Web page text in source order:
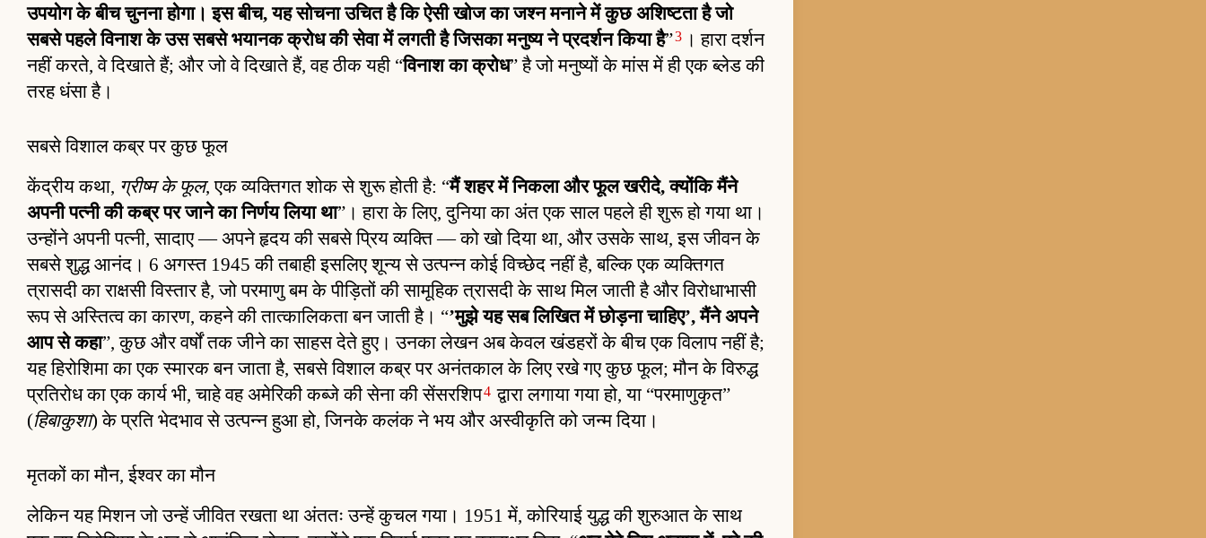
उपयोग के बीच चुनना होगा। इस बीच, यह सोचना उचित है कि ऐसी खोज का जश्न मनाने में कुछ अशिष्टता है जो
सबसे पहले विनाश के उस सबसे भयानक क्रोध की सेवा में लगती है जिसका मनुष्य ने प्रदर्शन किया है”3 । हारा दर्शन
नहीं करते, वे दिखाते हैं; और जो वे दिखाते हैं, वह ठीक यही “विनाश का क्रोध” है जो मनुष्यों के मांस में ही एक ब्लेड की
तरह धंसा है।
सबसे विशाल कब्र पर कुछ फूल
केंद्रीय कथा, ग्रीष्म के फूल, एक व्यक्तिगत शोक से शुरू होती है: “मैं शहर में निकला और फूल खरीदे, क्योंकि मैंने
अपनी पत्नी की कब्र पर जाने का निर्णय लिया था”। हारा के लिए, दुनिया का अंत एक साल पहले ही शुरू हो गया था।
उन्होंने अपनी पत्नी, सादाए — अपने हृदय की सबसे प्रिय व्यक्ति — को खो दिया था, और उसके साथ, इस जीवन के
सबसे शुद्ध आनंद। 6 अगस्त 1945 की तबाही इसलिए शून्य से उत्पन्न कोई विच्छेद नहीं है, बल्कि एक व्यक्तिगत
त्रासदी का राक्षसी विस्तार है, जो परमाणु बम के पीड़ितों की सामूहिक त्रासदी के साथ मिल जाती है और विरोधाभासी
रूप से अस्तित्व का कारण, कहने की तात्कालिकता बन जाती है। “’मुझे यह सब लिखित में छोड़ना चाहिए’, मैंने अपने
आप से कहा”, कुछ और वर्षों तक जीने का साहस देते हुए। उनका लेखन अब केवल खंडहरों के बीच एक विलाप नहीं है;
यह हिरोशिमा का एक स्मारक बन जाता है, सबसे विशाल कब्र पर अनंतकाल के लिए रखे गए कुछ फूल; मौन के विरुद्ध
प्रतिरोध का एक कार्य भी, चाहे वह अमेरिकी कब्जे की सेना की सेंसरशिप4 द्वारा लगाया गया हो, या “परमाणुकृत”
(हिबाकुशा) के प्रति भेदभाव से उत्पन्न हुआ हो, जिनके कलंक ने भय और अस्वीकृति को जन्म दिया।
मृतकों का मौन, ईश्वर का मौन
लेकिन यह मिशन जो उन्हें जीवित रखता था अंततः उन्हें कुचल गया। 1951 में, कोरियाई युद्ध की शुरुआत के साथ